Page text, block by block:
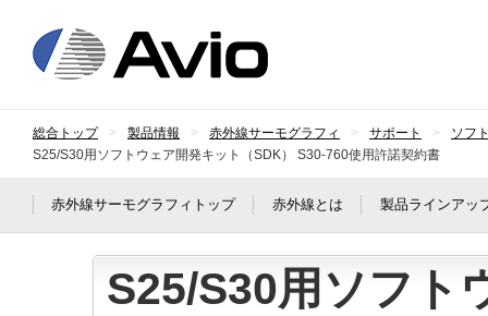
総合トップ 製品情報 赤外線サーモグラフィ サポート
ソフ
S25/S30用ソフトウェア開発キット（SDK） S30-760使用許諾契約書
赤外線サーモグラフィトップ 赤外線とは 製品ラインアッ
S25/S30用ソフト